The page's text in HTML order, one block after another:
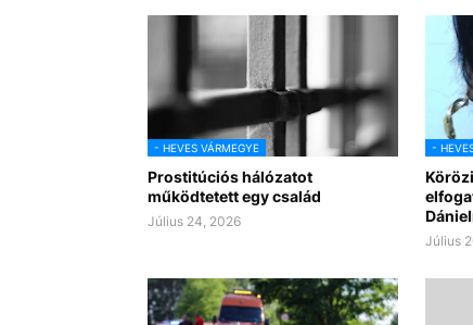
- HEVES VÁRMEGYE
Prostitúciós hálózatot
működtetett egy család
Július 24, 2026
-
Július